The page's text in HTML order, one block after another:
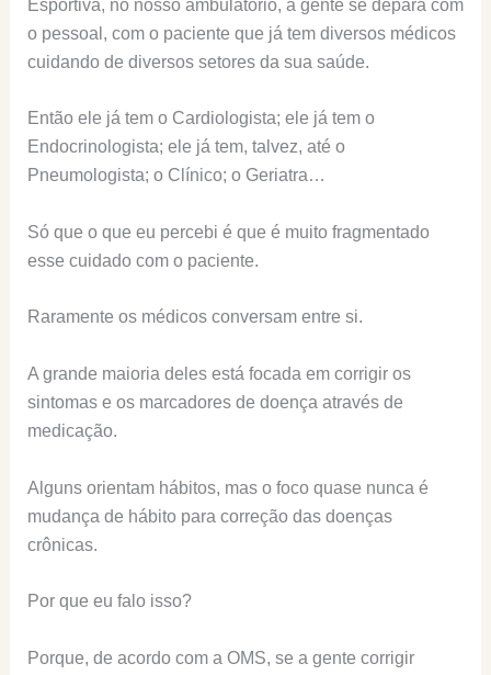
Esportiva, no nosso ambulatório, a gente se depara com
o pessoal, com o paciente que já tem diversos médicos
cuidando de diversos setores da sua saúde.
Então ele já tem o Cardiologista; ele já tem o
Endocrinologista; ele já tem, talvez, até o
Pneumologista; o Clínico; o Geriatra…
Só que o que eu percebi é que é muito fragmentado
esse cuidado com o paciente.
Raramente os médicos conversam entre si.
A grande maioria deles está focada em corrigir os
sintomas e os marcadores de doença através de
medicação.
Alguns orientam hábitos, mas o foco quase nunca é
mudança de hábito para correção das doenças
crônicas.
Por que eu falo isso?
Porque, de acordo com a OMS, se a gente corrigir